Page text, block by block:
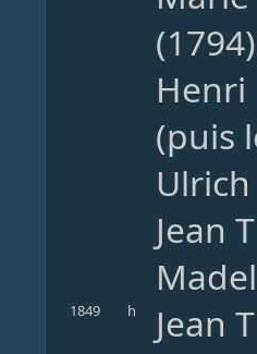
Henri
(puis
Jean
1849 h
Jean